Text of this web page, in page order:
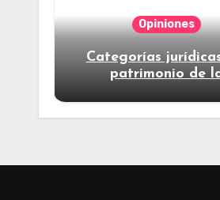
Opiniones
Categorías
patrimonio de